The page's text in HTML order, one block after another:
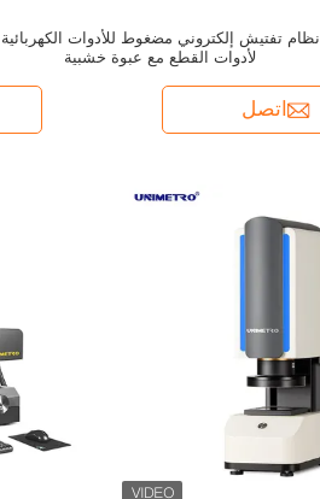
نظام تفتيش إلكتروني مضغوط للأدوات الكهربائية
لأدوات القطع مع عبوة خشبية
اتصل